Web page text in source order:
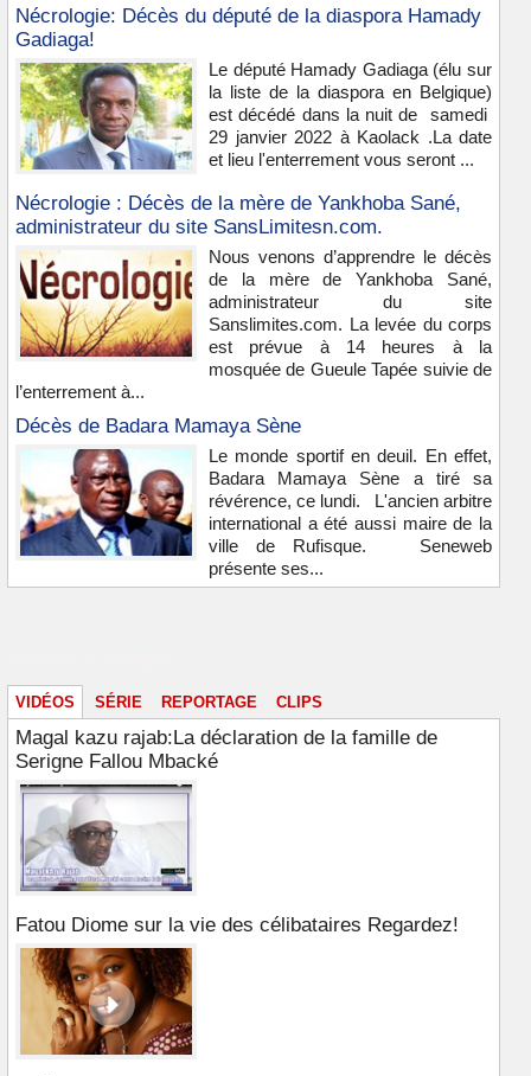
Nécrologie: Décès du député de la diaspora Hamady
Gadiaga!
Le député Hamady Gadiaga (élu sur
la liste de la diaspora en Belgique)
est décédé dans la nuit de samedi
29 janvier 2022 à Kaolack .La date
et lieu l'enterrement vous seront ...
Nécrologie : Décès de la mère de Yankhoba Sané,
administrateur du site SansLimitesn.com.
Nous venons d’apprendre le décès
de la mère de Yankhoba Sané,
administrateur du site
Sanslimites.com. La levée du corps
est prévue à 14 heures à la
mosquée de Gueule Tapée suivie de
l’enterrement à...
Décès de Badara Mamaya Sène
Le monde sportif en deuil. En effet,
Badara Mamaya Sène a tiré sa
révérence, ce lundi. L'ancien arbitre
international a été aussi maire de la
ville de Rufisque. Seneweb
présente ses...
VIDÉOS SÉRIE REPORTAGE CLIPS
Magal kazu rajab:La déclaration de la famille de
Serigne Fallou Mbacké
Fatou Diome sur la vie des célibataires Regardez!